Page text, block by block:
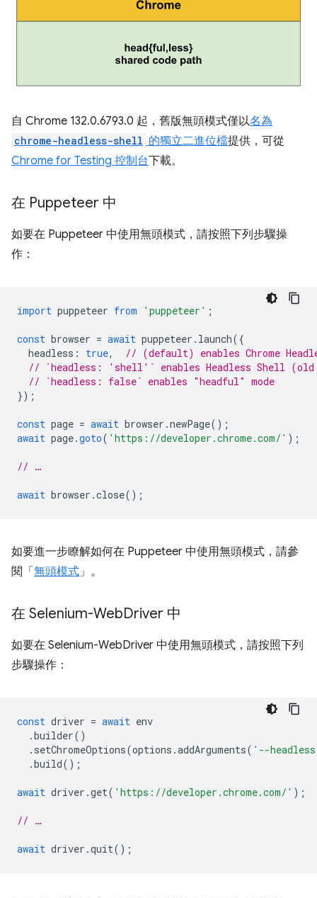
自 Chrome 132.0.6793.0 起，舊版無頭模式僅以名為
chrome-headless-shell 的獨立二進位檔提供，可從
Chrome for Testing 控制台下載。
在 Puppeteer 中
如要在 Puppeteer 中使用無頭模式，請按照下列步驟操
作：
import puppeteer from 'puppeteer' ;
const browser = await puppeteer . launch({
headless : true,
// (default) enables Chrome
// `headless: 'shell'` enables Headless Shell (old
// `headless: false` enables "headful" mode
});
const page = await browser .newPage();
await page.goto( 'https://developer.chrome.com/' );
// …
await browser .close();
如要進一步瞭解如何在 Puppeteer 中使用無頭模式，請參
閱「 無頭模式」。
在 Selenium-WebDriver 中
如要在 Selenium-WebDriver 中使用無頭模式，請按照下列
步驟操作：
const driver = await env
.builder()
. setChromeOptions(options .addArguments( '--
.build();
await driver .get( 'https://developer.chrome.com/' );
// …
await driver .quit();